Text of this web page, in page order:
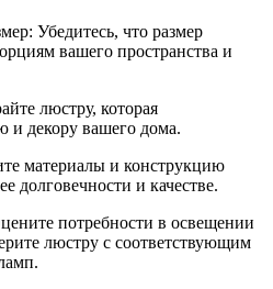
Убедитесь, что размер
вашего пространства и
люстру, которая
и декору вашего дома.
материалы и конструкцию
долговечности и качестве.
потребности в освещении
люстру с соответствующим